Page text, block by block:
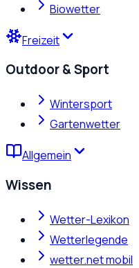
Biowetter
Freizeit
Outdoor & Sport
Wintersport
Gartenwetter
Allgemein
Wissen
Wetter-Lexikon
Wetterlegende
wetter.net mobil